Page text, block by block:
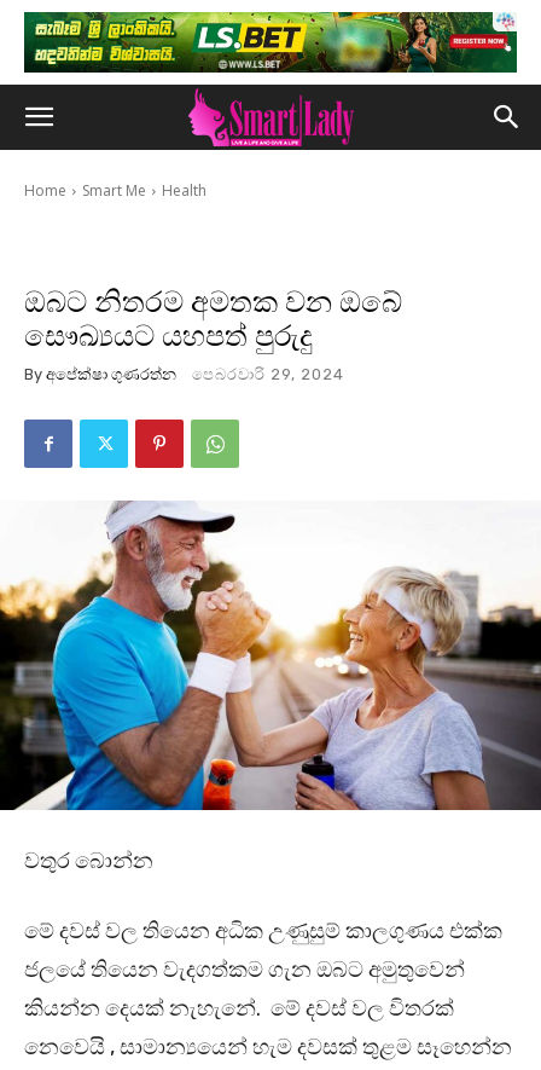
Home Smart Me Health
ඔබට නිතරම අමතක වන ඔබේ
සෞඛ්‍යයට යහපත් පුරුදු
By අපේක්ෂා ගුණරත්න පෙබරවාරි 29, 2024
වතුර බොන්න
මේ දවස් වල තියෙන අධික උණුසුම් කාලගුණය එක්ක
ජලයේ තියෙන වැදගත්කම ගැන ඔබට අමුතුවෙන්
කියන්න දෙයක් නැහැනේ. මේ දවස් වල විතරක්
නෙවෙයි , සාමාන්‍යයෙන් හැම දවසක් තුළම සෑහෙන්න